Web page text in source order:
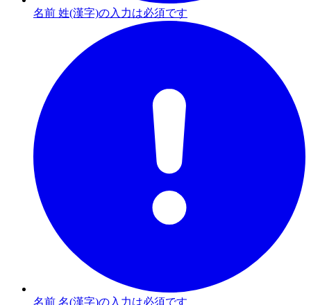
名前 姓(漢字)の入力は必須です
名前 名(漢字)の入力は必須です